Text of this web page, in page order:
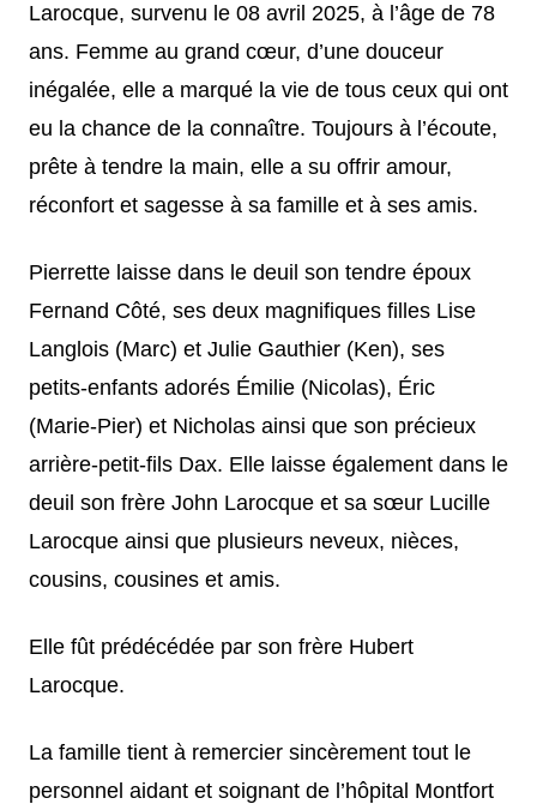
Larocque, survenu le 08 avril 2025, à l’âge de 78
ans. Femme au grand cœur, d’une douceur
inégalée, elle a marqué la vie de tous ceux qui ont
eu la chance de la connaître. Toujours à l’écoute,
prête à tendre la main, elle a su offrir amour,
réconfort et sagesse à sa famille et à ses amis.
Pierrette laisse dans le deuil son tendre époux
Fernand Côté, ses deux magnifiques filles Lise
Langlois (Marc) et Julie Gauthier (Ken), ses
petits-enfants adorés Émilie (Nicolas), Éric
(Marie-Pier) et Nicholas ainsi que son précieux
arrière-petit-fils Dax. Elle laisse également dans le
deuil son frère John Larocque et sa sœur Lucille
Larocque ainsi que plusieurs neveux, nièces,
cousins, cousines et amis.
Elle fût prédécédée par son frère Hubert
Larocque.
La famille tient à remercier sincèrement tout le
personnel aidant et soignant de l’hôpital Montfort